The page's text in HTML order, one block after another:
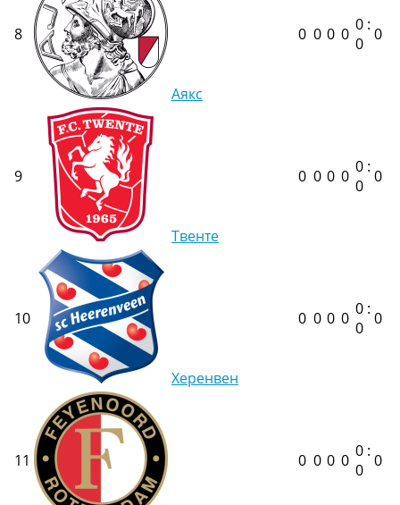
8
Аякс
0 0 0 0 0 :
0 0
9
Твенте
0 0 0 0 0 :
0 0
10
Херенвен
0 0 0 0 0 :
0 0
11 0 0 0 0 0 :
0 0